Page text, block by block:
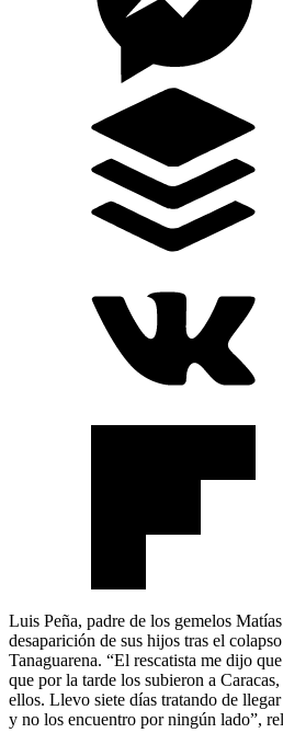
Luis Peña, padre de los gemelos
desaparición de sus hijos tras el
Tanaguarena. “El rescatista me dijo
que por la tarde los subieron a
ellos. Llevo siete días tratando de
y no los encuentro por ningún lado”,